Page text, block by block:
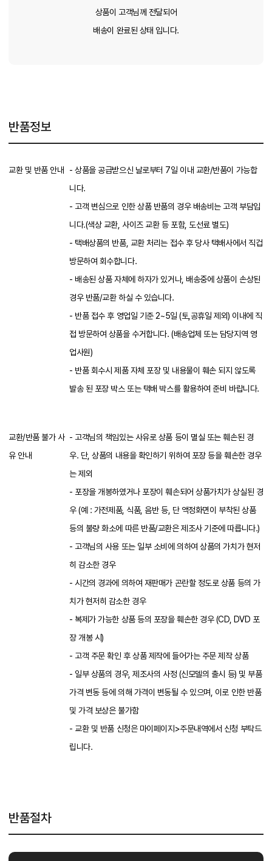
상품이 고객님께 전달되어
배송이 완료된 상태 입니다.
반품정보
교환 및 반품 안내
- 상품을 공급받으신 날로부터 7일 이내 교환/반품이 가능합
니다.
- 고객 변심으로 인한 상품 반품의 경우 배송비는 고객 부담입
니다.(색상 교환, 사이즈 교환 등 포함, 도선료 별도)
- 택배상품의 반품, 교환 처리는 접수 후 당사 택배사에서 직겁
방문하여 회수합니다.
- 배송된 상품 자체에 하자가 있거나, 배송중에 상품이 손상된
경우 반품/교환 하실 수 있습니다.
- 반품 접수 후 영업일 기준 2~5일 (토,공휴일 제외) 이내에 직
접 방문하여 상품을 수거합니다. (배송업체 또는 담당지역 영
업사원)
- 반품 회수시 제품 자체 포장 및 내용물이 훼손 되지 않도록
발송 된 포장 박스 또는 택배 박스를 활용하여 준비 바랍니다.
교환/반품 불가 사
유 안내
- 고객님의 책임있는 사유로 상품 등이 멸실 또는 훼손된 경
우. 단, 상품의 내용을 확인하기 위하여 포장 등을 훼손한 경우
는 제외
- 포장을 개봉하였거나 포장이 훼손되어 상품가치가 상실된 경
우 (예 : 가전제품, 식품, 음반 등, 단 액정화면이 부착된 상품
등의 불량 화소에 따른 반품/교환은 제조사 기준에 따릅니다.)
- 고객님의 사용 또는 일부 소비에 의하여 상품의 가치가 현저
히 감소한 경우
- 시간의 경과에 의하여 재판매가 곤란할 정도로 상품 등의 가
치가 현저히 감소한 경우
- 복제가 가능한 상품 등의 포장을 훼손한 경우 (CD, DVD 포
장 개봉 시)
- 고객 주문 확인 후 상품 제작에 들어가는 주문 제작 상품
- 일부 상품의 경우, 제조사의 사정 (신모델의 출시 등) 및 부품
가격 변동 등에 의해 가격이 변동될 수 있으며, 이로 인한 반품
및 가격 보상은 불가함
- 교환 및 반품 신청은 마이페이지>주문내역에서 신청 부탁드
립니다.
반품절차